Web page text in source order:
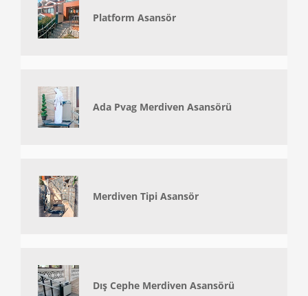
Platform Asansör
Ada Pvag Merdiven Asansörü
Merdiven Tipi Asansör
Dış Cephe Merdiven Asansörü